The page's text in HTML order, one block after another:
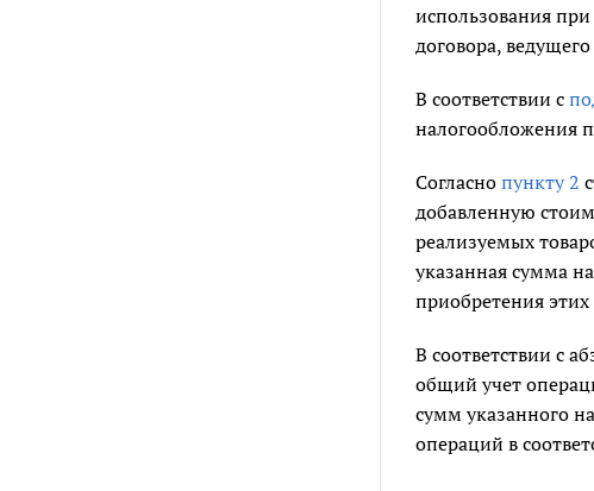
использования
договора,
В соответствии с
налогообложения
Согласно пункту 2
добавленную
реализуемых
указанная сумма
приобретения
В соответствии с
общий учет
сумм указанного
операций в